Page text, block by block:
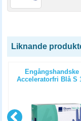
Liknande
Engångshandske
Acceleratorfri Blå S